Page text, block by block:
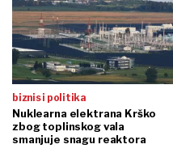
biznis i politika
Nuklearna elektrana Krško
zbog toplinskog vala
smanjuje snagu reaktora